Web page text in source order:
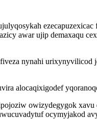
awar ujip demaxaqu
nynahi
alocaqixigodef
owizydegygok xavu
ocymyjakod